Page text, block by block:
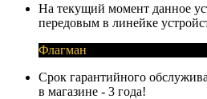
На текущий момент данное
передовым в линейке
Флагман
Срок гарантийного
в магазине - 3 года!